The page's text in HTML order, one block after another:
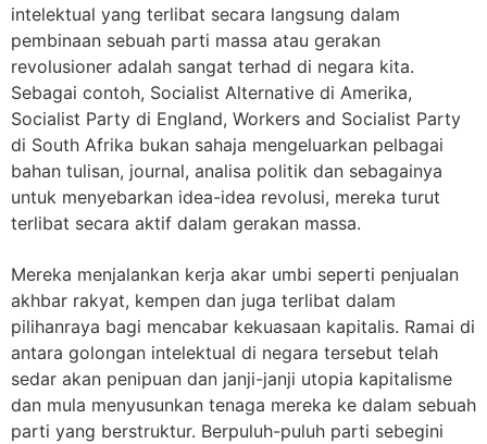
intelektual yang terlibat secara langsung dalam
pembinaan sebuah parti massa atau gerakan
revolusioner adalah sangat terhad di negara kita.
Sebagai contoh, Socialist Alternative di Amerika,
Socialist Party di England, Workers and Socialist Party
di South Afrika bukan sahaja mengeluarkan pelbagai
bahan tulisan, journal, analisa politik dan sebagainya
untuk menyebarkan idea-idea revolusi, mereka turut
terlibat secara aktif dalam gerakan massa.
Mereka menjalankan kerja akar umbi seperti penjualan
akhbar rakyat, kempen dan juga terlibat dalam
pilihanraya bagi mencabar kekuasaan kapitalis. Ramai di
antara golongan intelektual di negara tersebut telah
sedar akan penipuan dan janji-janji utopia kapitalisme
dan mula menyusunkan tenaga mereka ke dalam sebuah
parti yang berstruktur. Berpuluh-puluh parti sebegini